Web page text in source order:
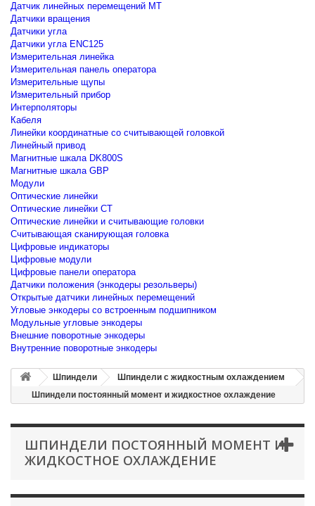
Датчик линейных перемещений MT
Датчики вращения
Датчики угла
Датчики угла ENC125
Измерительная линейка
Измерительная панель оператора
Измерительные щупы
Измерительный прибор
Интерполяторы
Кабеля
Линейки координатные со считывающей головкой
Линейный привод
Магнитные шкала DK800S
Магнитные шкала GBP
Модули
Оптические линейки
Оптические линейки CT
Оптические линейки и считывающие головки
Считывающая сканирующая головка
Цифровые индикаторы
Цифровые модули
Цифровые панели оператора
Датчики положения (энкодеры резольверы)
Открытые датчики линейных перемещений
Угловые энкодеры со встроенным подшипником
Модульные угловые энкодеры
Внешние поворотные энкодеры
Внутренние поворотные энкодеры
Шпиндели
Шпиндели с жидкостным охлаждением
Шпиндели постоянный момент и жидкостное охлаждение
ШПИНДЕЛИ ПОСТОЯННЫЙ МОМЕНТ И
ЖИДКОСТНОЕ ОХЛАЖДЕНИЕ